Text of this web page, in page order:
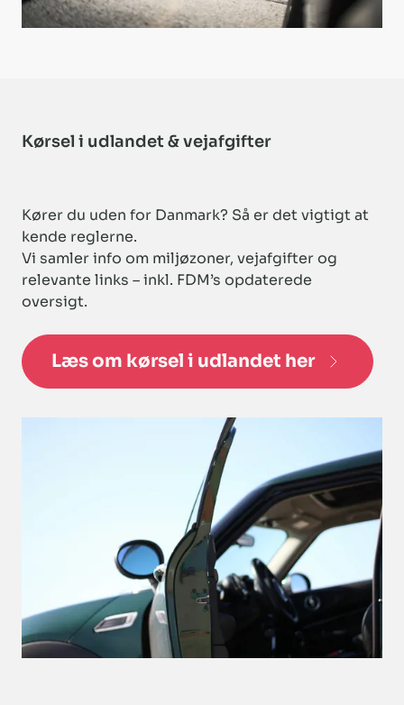
Kørsel i udlandet & vejafgifter
Kører du uden for Danmark? Så er det vigtigt at
kende reglerne.
Vi samler info om miljøzoner, vejafgifter og
relevante links – inkl. FDM’s opdaterede
oversigt.
Læs om kørsel i udlandet her